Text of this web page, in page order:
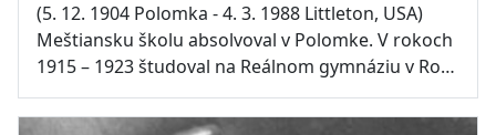
(5. 12. 1904 Polomka - 4. 3. 1988 Littleton, USA)
Meštiansku školu absolvoval v Polomke. V rokoch
1915 – 1923 študoval na Reálnom gymnáziu v Ro…